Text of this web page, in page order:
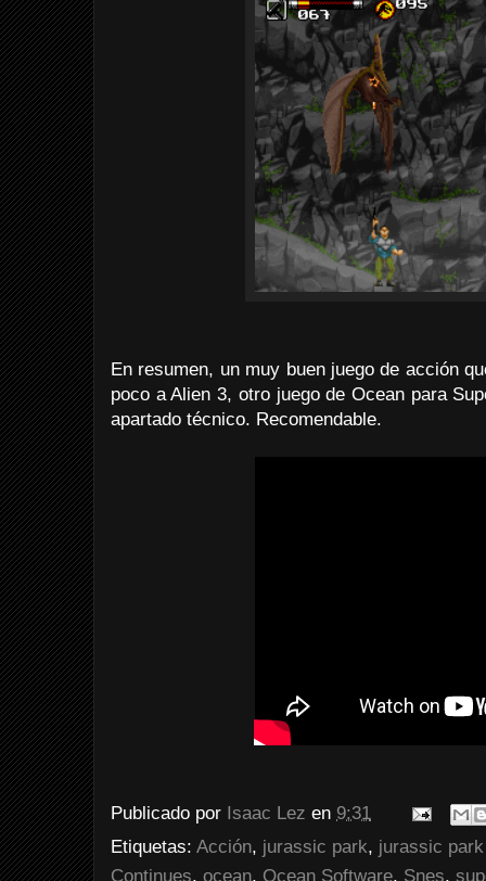
En resumen, un muy buen juego de acción
poco a Alien 3, otro juego de Ocean para
apartado técnico. Recomendable.
Publicado por Isaac Lez en 9:31
Etiquetas: Acción, jurassic park, jurassic
Continues, ocean, Ocean Software, Snes,